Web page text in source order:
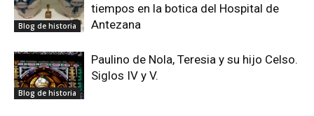
Blog de historia
tiempos en la botica del Hospital de
Antezana
Blog de historia
Paulino de Nola, Teresia y su hijo Celso.
Siglos IV y V.